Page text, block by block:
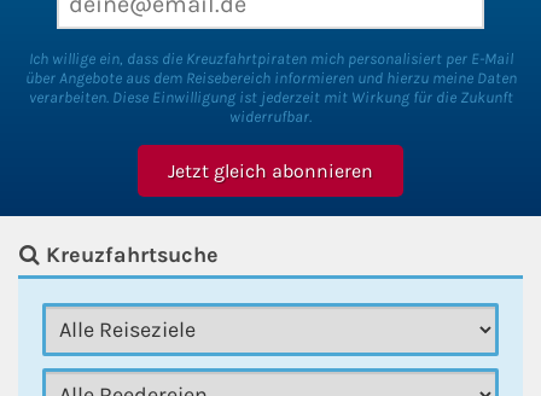
Ich willige ein, dass die Kreuzfahrtpiraten mich personalisiert per E-Mail
über Angebote aus dem Reisebereich informieren und hierzu meine Daten
verarbeiten. Diese Einwilligung ist jederzeit mit Wirkung für die Zukunft
widerrufbar.
Kreuzfahrtsuche